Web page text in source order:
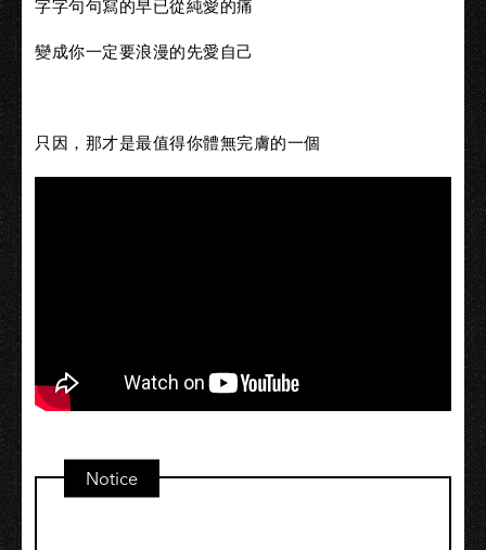
字字句句寫的早已從純愛的痛
變成你一定要浪漫的先愛自己
只因，那才是最值得你體無完膚的一個
Notice